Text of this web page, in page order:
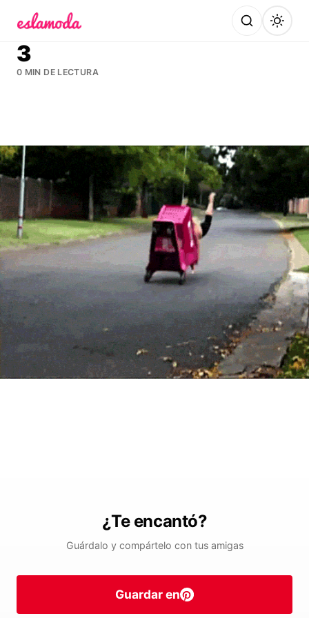
3
0 MIN DE LECTURA
¿Te encantó?
Guárdalo y compártelo con tus amigas
Guardar en